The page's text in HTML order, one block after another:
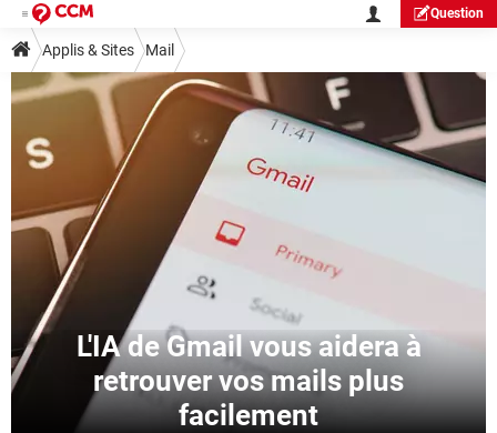
Question
Applis & Sites Mail
L'IA de Gmail vous aidera à
retrouver vos mails plus
facilement